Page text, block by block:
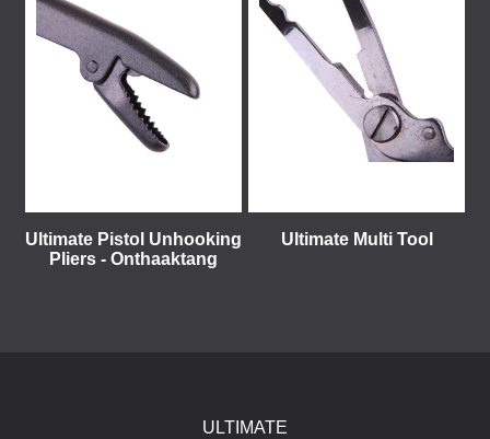
Ultimate Pistol Unhooking
Pliers - Onthaaktang
Ultimate Multi Tool
ULTIMATE